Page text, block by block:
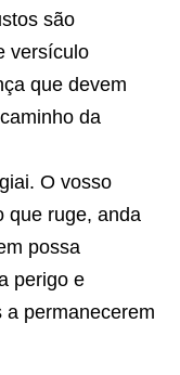
são
versículo
que devem
da
O vosso
que ruge, anda
possa
perigo e
permanecerem